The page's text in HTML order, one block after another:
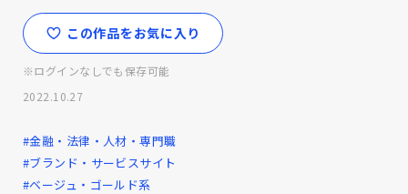
この作品をお気に入り
※ログインなしでも保存可能
2022.10.27
#金融・法律・人材・専門職
#ブランド・サービスサイト
#ベージュ・ゴールド系